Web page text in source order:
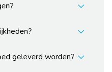
geleverd worden?